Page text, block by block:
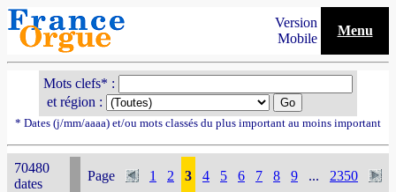
Version
Mobile
Menu
Mots clefs* :
et région :
* Dates (j/mm/aaaa) et/ou mots classés du plus important au moins important
70480
dates
Page 1 2 3 4 5 6 7 8 9 ... 2350